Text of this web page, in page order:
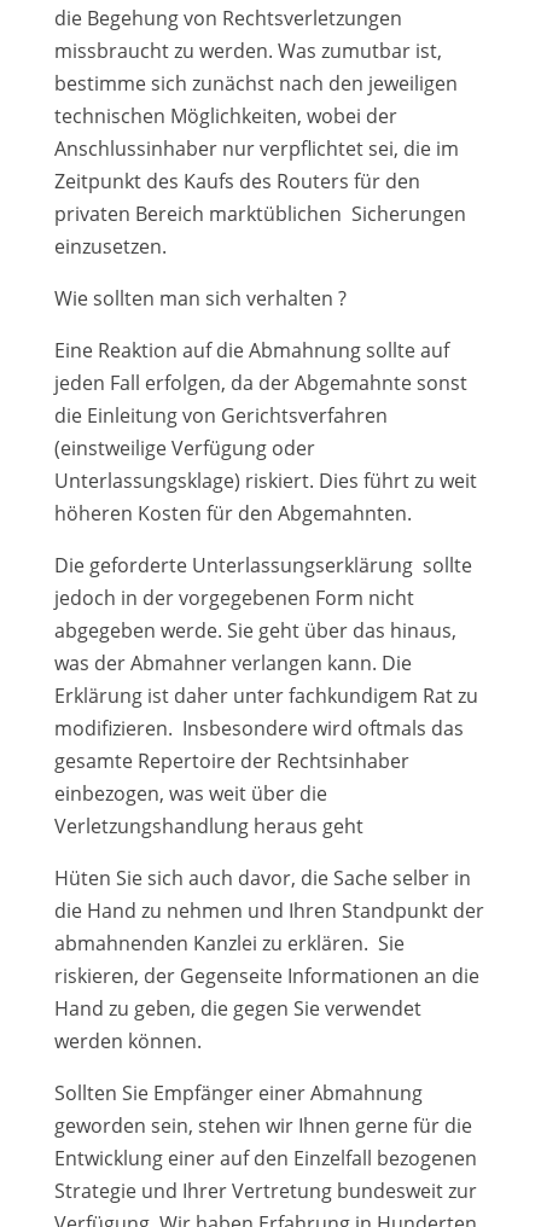
die Begehung von Rechtsverletzungen
missbraucht zu werden. Was zumutbar ist,
bestimme sich zunächst nach den jeweiligen
technischen Möglichkeiten, wobei der
Anschlussinhaber nur verpflichtet sei, die im
Zeitpunkt des Kaufs des Routers für den
privaten Bereich marktüblichen Sicherungen
einzusetzen.
Wie sollten man sich verhalten ?
Eine Reaktion auf die Abmahnung sollte auf
jeden Fall erfolgen, da der Abgemahnte sonst
die Einleitung von Gerichtsverfahren
(einstweilige Verfügung oder
Unterlassungsklage) riskiert. Dies führt zu weit
höheren Kosten für den Abgemahnten.
Die geforderte Unterlassungserklärung sollte
jedoch in der vorgegebenen Form nicht
abgegeben werde. Sie geht über das hinaus,
was der Abmahner verlangen kann. Die
Erklärung ist daher unter fachkundigem Rat zu
modifizieren. Insbesondere wird oftmals das
gesamte Repertoire der Rechtsinhaber
einbezogen, was weit über die
Verletzungshandlung heraus geht
Hüten Sie sich auch davor, die Sache selber in
die Hand zu nehmen und Ihren Standpunkt der
abmahnenden Kanzlei zu erklären. Sie
riskieren, der Gegenseite Informationen an die
Hand zu geben, die gegen Sie verwendet
werden können.
Sollten Sie Empfänger einer Abmahnung
geworden sein, stehen wir Ihnen gerne für die
Entwicklung einer auf den Einzelfall bezogenen
Strategie und Ihrer Vertretung bundesweit zur